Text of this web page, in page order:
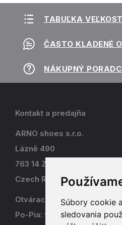
Súbory cookie
sledovania
TABUĽKA
ČASTO KLADENÉ
NÁKUPNÝ
Kontakt a predajňa
ARNO shoes s.r.o.
Lázně 490
763 14 Zlín - Kostelec
Czech Republic
Otváracia doba
Po-Pia: 9-17